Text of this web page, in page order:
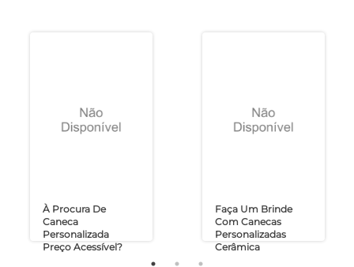
À Procura De
Caneca
Personalizada
Preço Acessível?
Faça Um Brinde
Com Canecas
Personalizadas
Cerâmica